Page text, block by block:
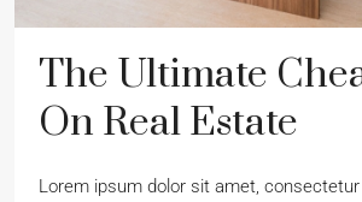
The Ultimate
On Real Estate
Lorem ipsum dolor sit amet,